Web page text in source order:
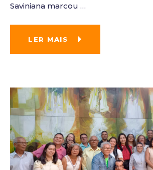
Saviniana marcou …
LER MAIS